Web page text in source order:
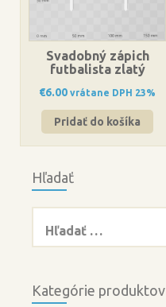
Svadobný zápich
futbalista zlatý
€6.00 vrátane DPH 23%
Pridať do košíka
Hľadať
Kategórie produktov